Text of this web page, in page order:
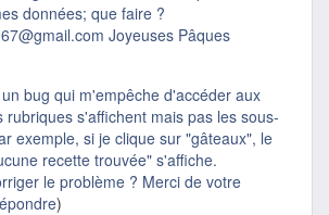
données; que faire ?
Joyeuses Pâques
bug qui m'empêche d'accéder aux
rubriques s'affichent mais pas les sous-
exemple, si je clique sur "gâteaux", le
recette trouvée" s'affiche.
le problème ? Merci de votre
)